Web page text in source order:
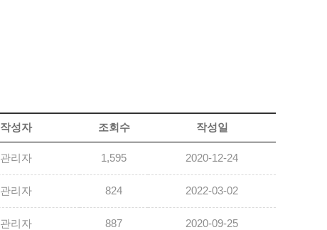
작성자 조회수 작성일
관리자 1,595 2020-12-24
관리자 824 2022-03-02
관리자 887 2020-09-25